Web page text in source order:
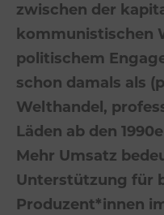
zwischen der
kommunistischen
politischem
schon damals als
Welthandel,
Läden ab den
Mehr Umsatz
Unterstützung für
Produzent*innen